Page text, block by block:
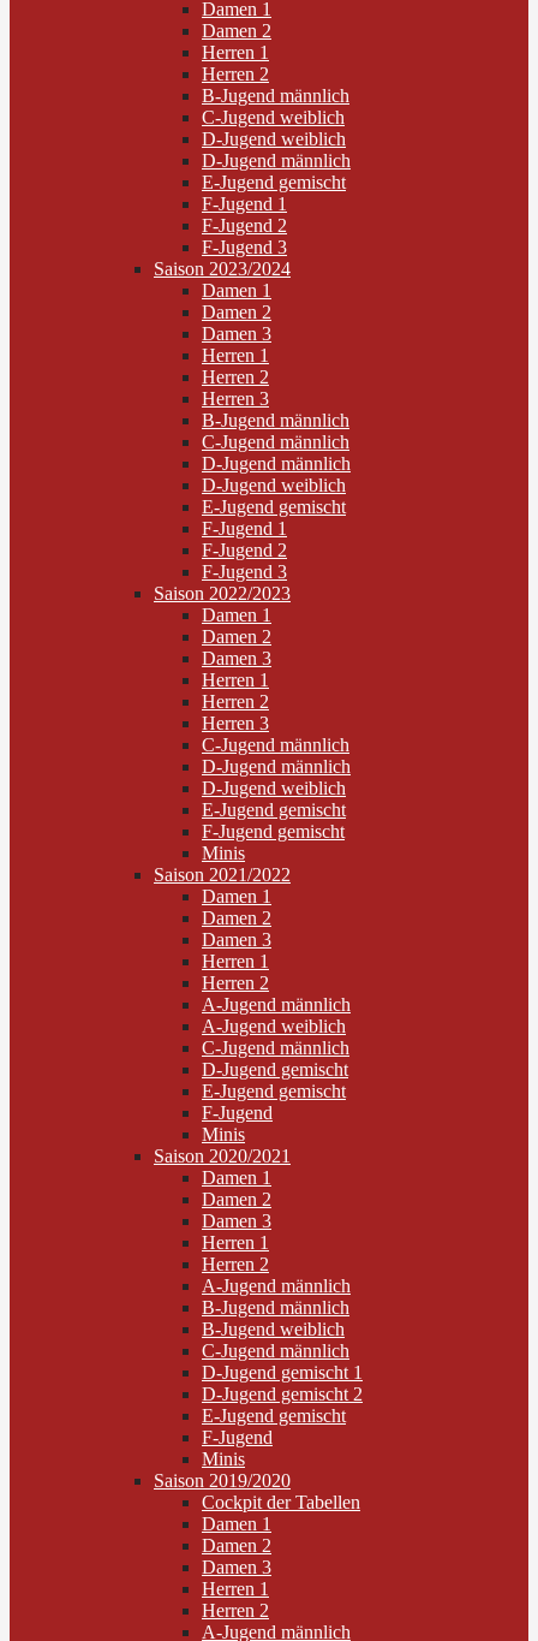
Damen 1
Damen 2
Herren 1
Herren 2
B-Jugend männlich
C-Jugend weiblich
D-Jugend weiblich
D-Jugend männlich
E-Jugend gemischt
F-Jugend 1
F-Jugend 2
F-Jugend 3
Saison 2023/2024
Damen 1
Damen 2
Damen 3
Herren 1
Herren 2
Herren 3
B-Jugend männlich
C-Jugend männlich
D-Jugend männlich
D-Jugend weiblich
E-Jugend gemischt
F-Jugend 1
F-Jugend 2
F-Jugend 3
Saison 2022/2023
Damen 1
Damen 2
Damen 3
Herren 1
Herren 2
Herren 3
C-Jugend männlich
D-Jugend männlich
D-Jugend weiblich
E-Jugend gemischt
F-Jugend gemischt
Minis
Saison 2021/2022
Damen 1
Damen 2
Damen 3
Herren 1
Herren 2
A-Jugend männlich
A-Jugend weiblich
C-Jugend männlich
D-Jugend gemischt
E-Jugend gemischt
F-Jugend
Minis
Saison 2020/2021
Damen 1
Damen 2
Damen 3
Herren 1
Herren 2
A-Jugend männlich
B-Jugend männlich
B-Jugend weiblich
C-Jugend männlich
D-Jugend gemischt 1
D-Jugend gemischt 2
E-Jugend gemischt
F-Jugend
Minis
Saison 2019/2020
Cockpit der Tabellen
Damen 1
Damen 2
Damen 3
Herren 1
Herren 2
A-Jugend männlich